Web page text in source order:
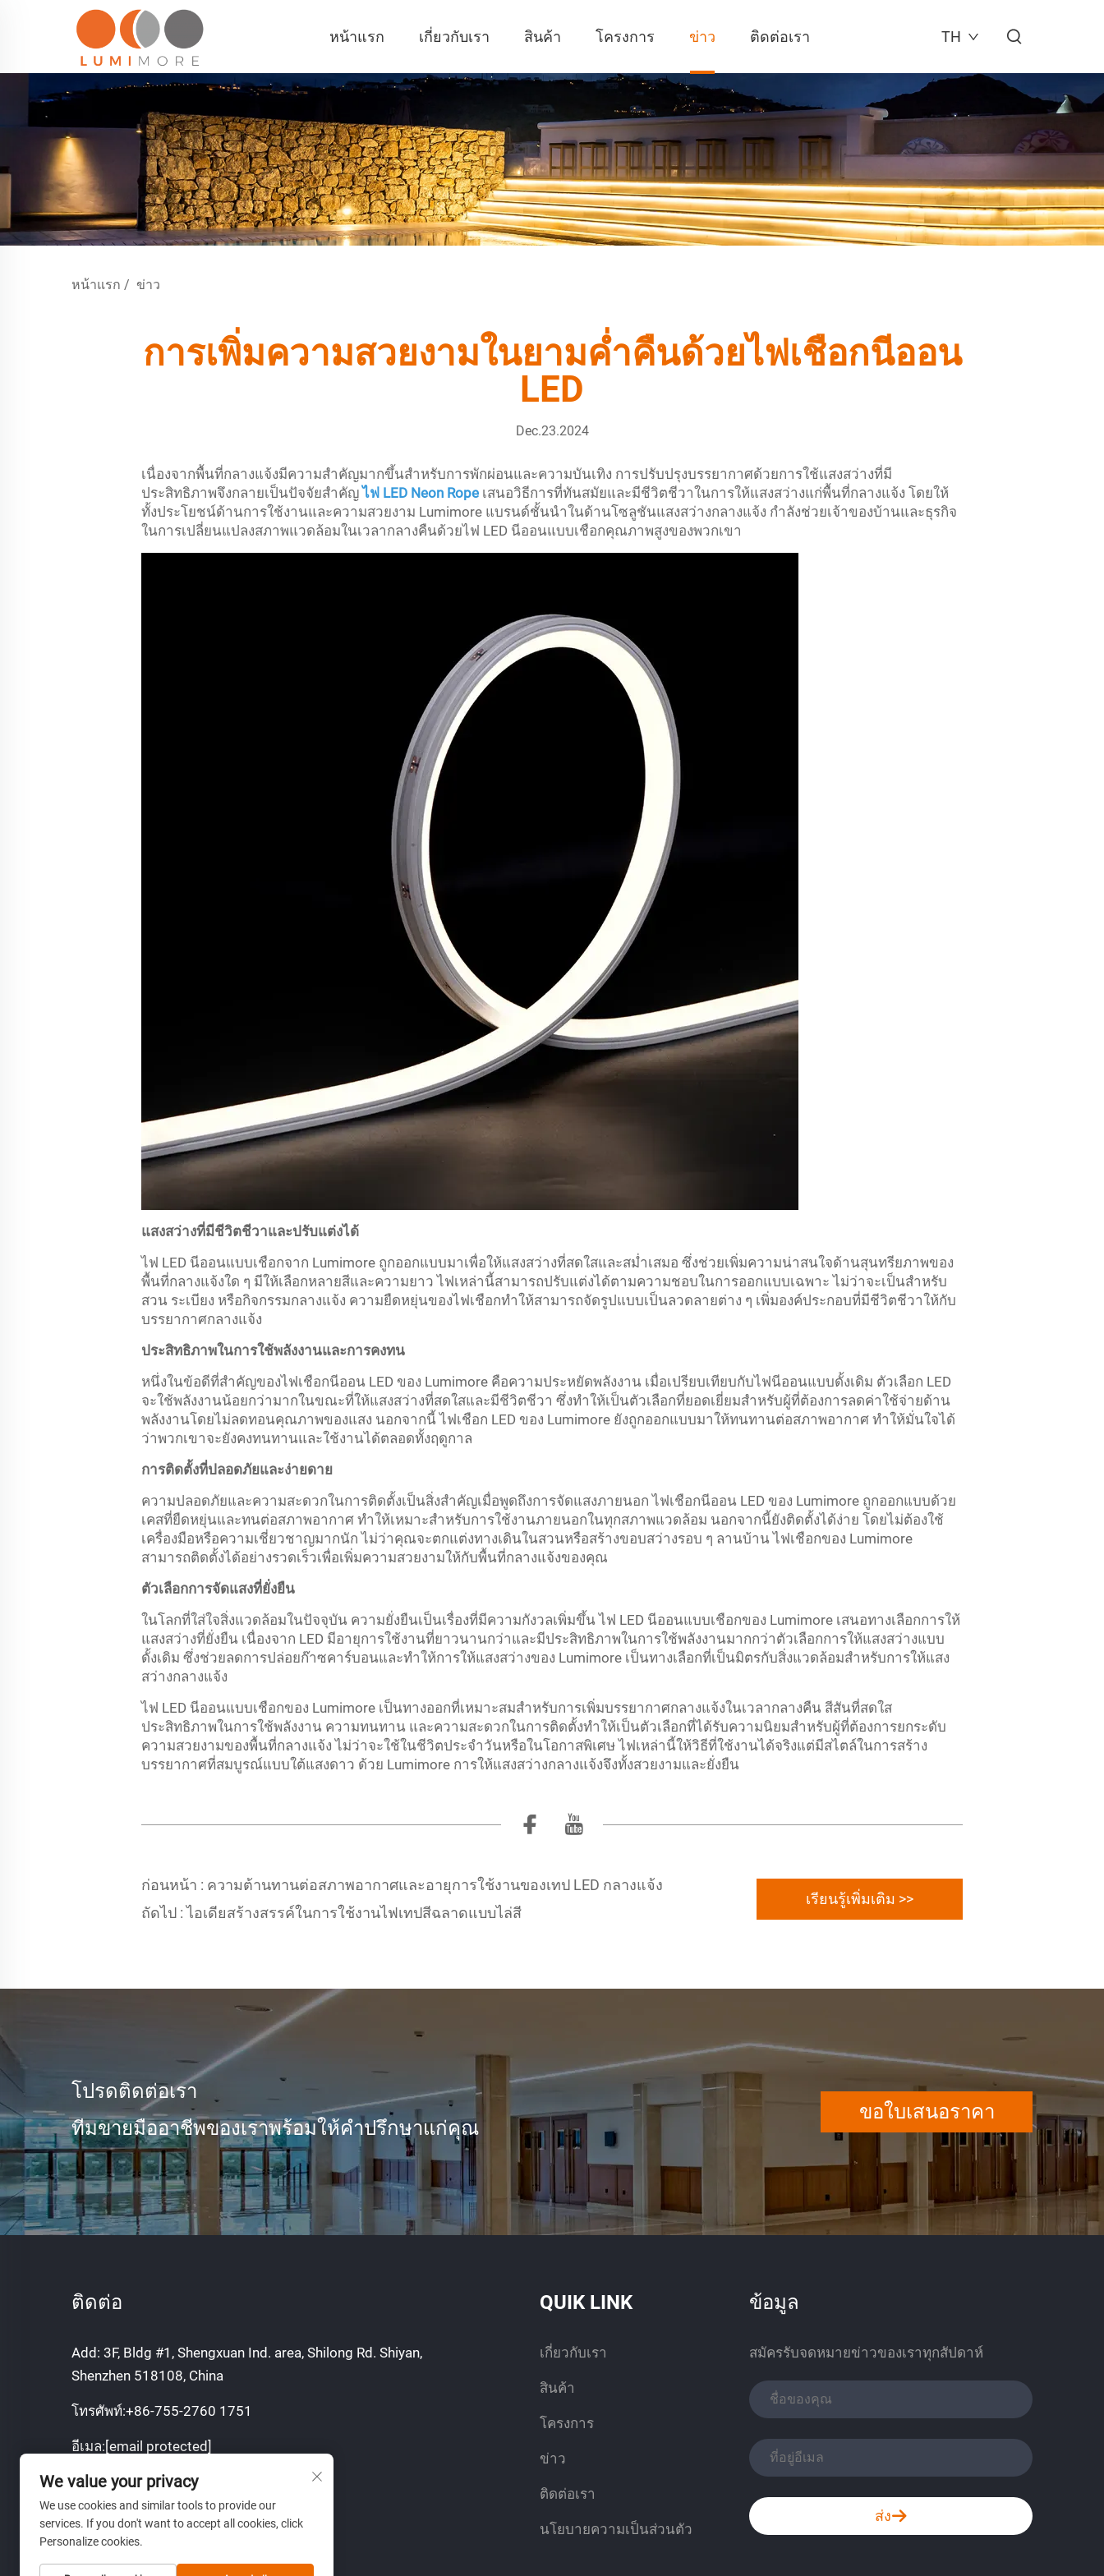
หน้าแรก เกี่ยวกับเรา สินค้า โครงการ ข่าว ติดต่อเรา TH
หน้าแรก / ข่าว
การเพิ่มความสวยงามในยามค่ำคืนด้วยไฟเชือกนีออน
LED
Dec.23.2024
เนื่องจากพื้นที่กลางแจ้งมีความสำคัญมากขึ้นสำหรับการพักผ่อนและความบันเทิง การปรับปรุงบรรยากาศด้วยการใช้แสงสว่างที่มี
ประสิทธิภาพจึงกลายเป็นปัจจัยสำคัญไฟ LED Neon Rope เสนอวิธีการที่ทันสมัยและมีชีวิตชีวาในการให้แสงสว่างแก่พื้นที่กลางแจ้ง โดยให้
ทั้งประโยชน์ด้านการใช้งานและความสวยงาม Lumimore แบรนด์ชั้นนำในด้านโซลูชันแสงสว่างกลางแจ้ง กำลังช่วยเจ้าของบ้านและธุรกิจ
ในการเปลี่ยนแปลงสภาพแวดล้อมในเวลากลางคืนด้วยไฟ LED นีออนแบบเชือกคุณภาพสูงของพวกเขา
แสงสว่างที่มีชีวิตชีวาและปรับแต่งได้
ไฟ LED นีออนแบบเชือกจาก Lumimore ถูกออกแบบมาเพื่อให้แสงสว่างที่สดใสและสม่ำเสมอ ซึ่งช่วยเพิ่มความน่าสนใจด้านสุนทรียภาพของ
พื้นที่กลางแจ้งใด ๆ มีให้เลือกหลายสีและความยาว ไฟเหล่านี้สามารถปรับแต่งได้ตามความชอบในการออกแบบเฉพาะ ไม่ว่าจะเป็นสำหรับ
สวน ระเบียง หรือกิจกรรมกลางแจ้ง ความยืดหยุ่นของไฟเชือกทำให้สามารถจัดรูปแบบเป็นลวดลายต่าง ๆ เพิ่มองค์ประกอบที่มีชีวิตชีวาให้กับ
บรรยากาศกลางแจ้ง
ประสิทธิภาพในการใช้พลังงานและการคงทน
หนึ่งในข้อดีที่สำคัญของไฟเชือกนีออน LED ของ Lumimore คือความประหยัดพลังงาน เมื่อเปรียบเทียบกับไฟนีออนแบบดั้งเดิม ตัวเลือก LED
จะใช้พลังงานน้อยกว่ามากในขณะที่ให้แสงสว่างที่สดใสและมีชีวิตชีวา ซึ่งทำให้เป็นตัวเลือกที่ยอดเยี่ยมสำหรับผู้ที่ต้องการลดค่าใช้จ่ายด้าน
พลังงานโดยไม่ลดทอนคุณภาพของแสง นอกจากนี้ ไฟเชือก LED ของ Lumimore ยังถูกออกแบบมาให้ทนทานต่อสภาพอากาศ ทำให้มั่นใจได้
ว่าพวกเขาจะยังคงทนทานและใช้งานได้ตลอดทั้งฤดูกาล
การติดตั้งที่ปลอดภัยและง่ายดาย
ความปลอดภัยและความสะดวกในการติดตั้งเป็นสิ่งสำคัญเมื่อพูดถึงการจัดแสงภายนอก ไฟเชือกนีออน LED ของ Lumimore ถูกออกแบบด้วย
เคสที่ยืดหยุ่นและทนต่อสภาพอากาศ ทำให้เหมาะสำหรับการใช้งานภายนอกในทุกสภาพแวดล้อม นอกจากนี้ยังติดตั้งได้ง่าย โดยไม่ต้องใช้
เครื่องมือหรือความเชี่ยวชาญมากนัก ไม่ว่าคุณจะตกแต่งทางเดินในสวนหรือสร้างขอบสว่างรอบ ๆ ลานบ้าน ไฟเชือกของ Lumimore
สามารถติดตั้งได้อย่างรวดเร็วเพื่อเพิ่มความสวยงามให้กับพื้นที่กลางแจ้งของคุณ
ตัวเลือกการจัดแสงที่ยั่งยืน
ในโลกที่ใส่ใจสิ่งแวดล้อมในปัจจุบัน ความยั่งยืนเป็นเรื่องที่มีความกังวลเพิ่มขึ้น ไฟ LED นีออนแบบเชือกของ Lumimore เสนอทางเลือกการให้
แสงสว่างที่ยั่งยืน เนื่องจาก LED มีอายุการใช้งานที่ยาวนานกว่าและมีประสิทธิภาพในการใช้พลังงานมากกว่าตัวเลือกการให้แสงสว่างแบบ
ดั้งเดิม ซึ่งช่วยลดการปล่อยก๊าซคาร์บอนและทำให้การให้แสงสว่างของ Lumimore เป็นทางเลือกที่เป็นมิตรกับสิ่งแวดล้อมสำหรับการให้แสง
สว่างกลางแจ้ง
ไฟ LED นีออนแบบเชือกของ Lumimore เป็นทางออกที่เหมาะสมสำหรับการเพิ่มบรรยากาศกลางแจ้งในเวลากลางคืน สีสันที่สดใส
ประสิทธิภาพในการใช้พลังงาน ความทนทาน และความสะดวกในการติดตั้งทำให้เป็นตัวเลือกที่ได้รับความนิยมสำหรับผู้ที่ต้องการยกระดับ
ความสวยงามของพื้นที่กลางแจ้ง ไม่ว่าจะใช้ในชีวิตประจำวันหรือในโอกาสพิเศษ ไฟเหล่านี้ให้วิธีที่ใช้งานได้จริงแต่มีสไตล์ในการสร้าง
บรรยากาศที่สมบูรณ์แบบใต้แสงดาว ด้วย Lumimore การให้แสงสว่างกลางแจ้งจึงทั้งสวยงามและยั่งยืน
ก่อนหน้า : ความต้านทานต่อสภาพอากาศและอายุการใช้งานของเทป LED กลางแจ้ง
ถัดไป :ไอเดียสร้างสรรค์ในการใช้งานไฟเทปสีฉลาดแบบไล่สี
เรียนรู้เพิ่มเติม >>
โปรดติดต่อเรา
ทีมขายมืออาชีพของเราพร้อมให้คำปรึกษาแก่คุณ
ขอใบเสนอราคา
ติดต่อ
Add: 3F, Bldg #1, Shengxuan Ind. area, Shilong Rd. Shiyan,
Shenzhen 518108, China
โทรศัพท์:+86-755-2760 1751
อีเมล:[email protected]
มือถือ:+8613751129751
www.lumimore.com
QUIK LINK
เกี่ยวกับเรา
สินค้า
โครงการ
ข่าว
ติดต่อเรา
นโยบายความเป็นส่วนตัว
ข้อมูล
สมัครรับจดหมายข่าวของเราทุกสัปดาห์
ส่ง
We value your privacy
We use cookies and similar tools to provide our
services. If you don't want to accept all cookies, click
Personalize cookies.